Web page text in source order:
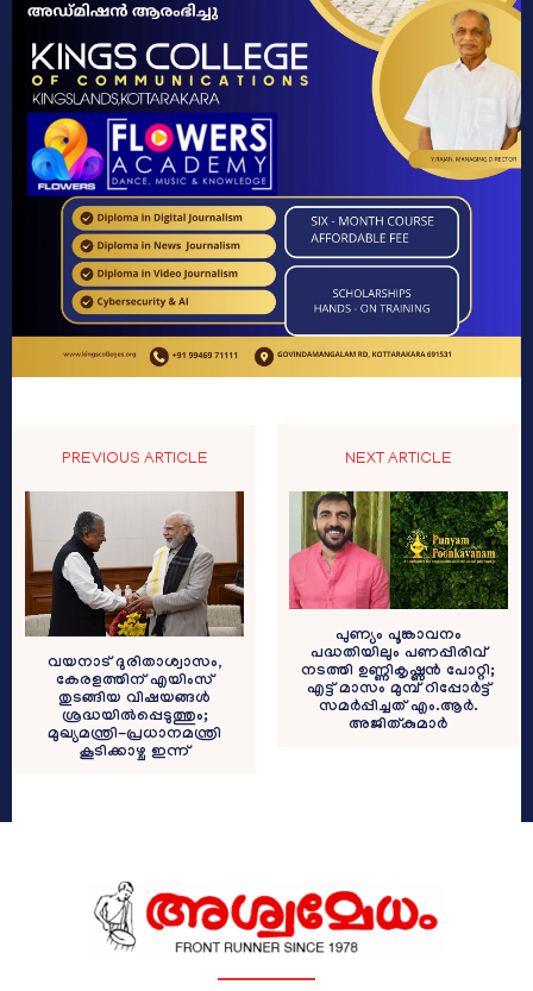
PREVIOUS ARTICLE
വയനാട് ദുരിതാശ്വാസം,
കേരളത്തിന് എയിംസ്
തുടങ്ങിയ വിഷയങ്ങൾ
ശ്രദ്ധയിൽപ്പെടുത്തും;
മുഖ്യമന്ത്രി-പ്രധാനമന്ത്രി
കൂടിക്കാഴ്ച ഇന്ന്
NEXT ARTICLE
പുണ്യം പൂങ്കാവനം
പദ്ധതിയിലും പണപ്പിരിവ്
നടത്തി ഉണ്ണികൃഷ്ണൻ പോറ്റി;
എട്ട് മാസം മുമ്പ് റിപ്പോർട്ട്
സമർപ്പിച്ചത് എം.ആർ.
അജിത്കുമാർ